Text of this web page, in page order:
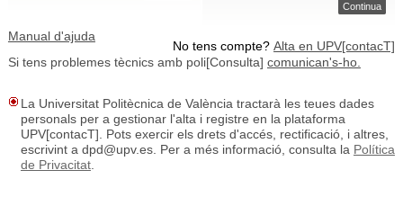
Continua
No tens compte? Alta en UPV[contacT]
Manual d'ajuda
Si tens problemes tècnics amb poli[Consulta] comunican's-ho.
La Universitat Politècnica de València tractarà les teues dades
personals per a gestionar l'alta i registre en la plataforma
UPV[contacT]. Pots exercir els drets d'accés, rectificació, i altres,
escrivint a dpd@upv.es. Per a més informació, consulta la Política
de Privacitat.